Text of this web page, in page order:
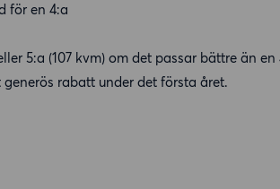
för en 4:a
5:a (107 kvm) om det passar bättre än en
rabatt under det första året.